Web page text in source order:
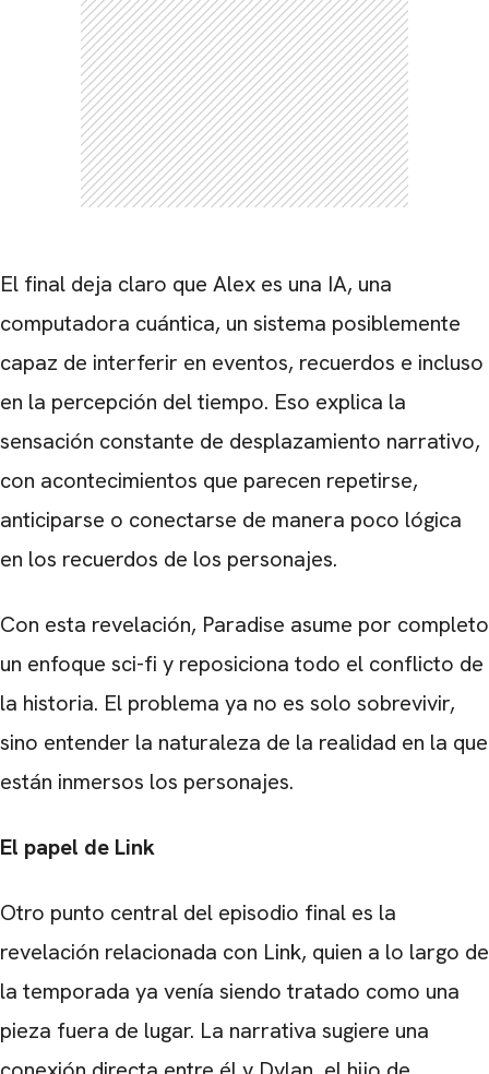
El final deja claro que Alex es una IA, una
computadora cuántica, un sistema posiblemente
capaz de interferir en eventos, recuerdos e incluso
en la percepción del tiempo. Eso explica la
sensación constante de desplazamiento narrativo,
con acontecimientos que parecen repetirse,
anticiparse o conectarse de manera poco lógica
en los recuerdos de los personajes.
Con esta revelación, Paradise asume por completo
un enfoque sci-fi y reposiciona todo el conflicto de
la historia. El problema ya no es solo sobrevivir,
sino entender la naturaleza de la realidad en la que
están inmersos los personajes.
El papel de Link
Otro punto central del episodio final es la
revelación relacionada con Link, quien a lo largo de
la temporada ya venía siendo tratado como una
pieza fuera de lugar. La narrativa sugiere una